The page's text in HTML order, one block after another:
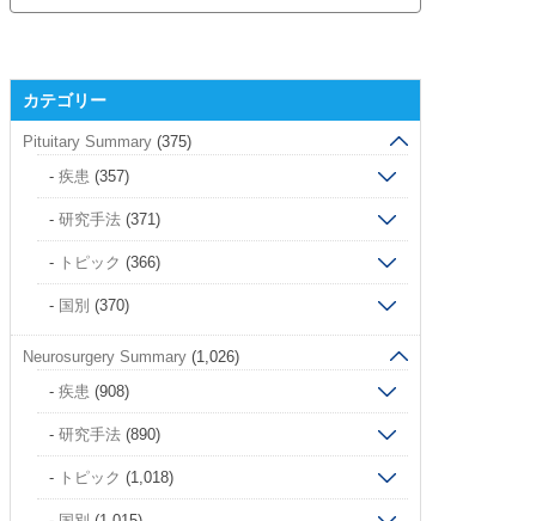
カテゴリー
Pituitary Summary(375)
疾患 (357)
研究手法(371)
トピック (366)
国別 (370)
Neurosurgery Summary(1,026)
疾患 (908)
研究手法(890)
トピック (1,018)